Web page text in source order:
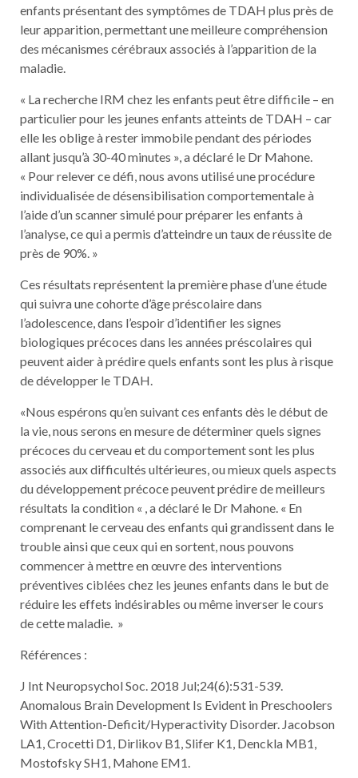
enfants présentant des symptômes de TDAH plus près de
leur apparition, permettant une meilleure compréhension
des mécanismes cérébraux associés à l’apparition de la
maladie.
« La recherche IRM chez les enfants peut être difficile – en
particulier pour les jeunes enfants atteints de TDAH – car
elle les oblige à rester immobile pendant des périodes
allant jusqu’à 30-40 minutes », a déclaré le Dr Mahone.
« Pour relever ce défi, nous avons utilisé une procédure
individualisée de désensibilisation comportementale à
l’aide d’un scanner simulé pour préparer les enfants à
l’analyse, ce qui a permis d’atteindre un taux de réussite de
près de 90%. »
Ces résultats représentent la première phase d’une étude
qui suivra une cohorte d’âge préscolaire dans
l’adolescence, dans l’espoir d’identifier les signes
biologiques précoces dans les années préscolaires qui
peuvent aider à prédire quels enfants sont les plus à risque
de développer le TDAH.
«Nous espérons qu’en suivant ces enfants dès le début de
la vie, nous serons en mesure de déterminer quels signes
précoces du cerveau et du comportement sont les plus
associés aux difficultés ultérieures, ou mieux quels aspects
du développement précoce peuvent prédire de meilleurs
résultats la condition « , a déclaré le Dr Mahone. « En
comprenant le cerveau des enfants qui grandissent dans le
trouble ainsi que ceux qui en sortent, nous pouvons
commencer à mettre en œuvre des interventions
préventives ciblées chez les jeunes enfants dans le but de
réduire les effets indésirables ou même inverser le cours
de cette maladie. »
Références :
J Int Neuropsychol Soc. 2018 Jul;24(6):531-539.
Anomalous Brain Development Is Evident in Preschoolers
With Attention-Deficit/Hyperactivity Disorder. Jacobson
LA1, Crocetti D1, Dirlikov B1, Slifer K1, Denckla MB1,
Mostofsky SH1, Mahone EM1.